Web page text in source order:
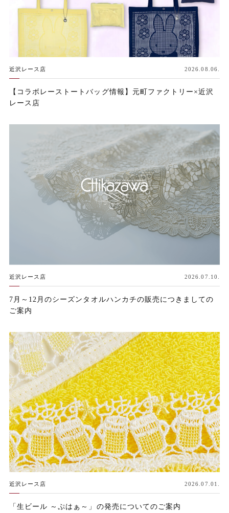
近沢レース店 2026.08.06.
【コラボレーストートバッグ情報】元町ファクトリー×近沢
レース店
近沢レース店 2026.07.10.
7月～12月のシーズンタオルハンカチの販売につきましての
ご案内
近沢レース店 2026.07.01.
「生ビール ～ぷはぁ～」の発売についてのご案内